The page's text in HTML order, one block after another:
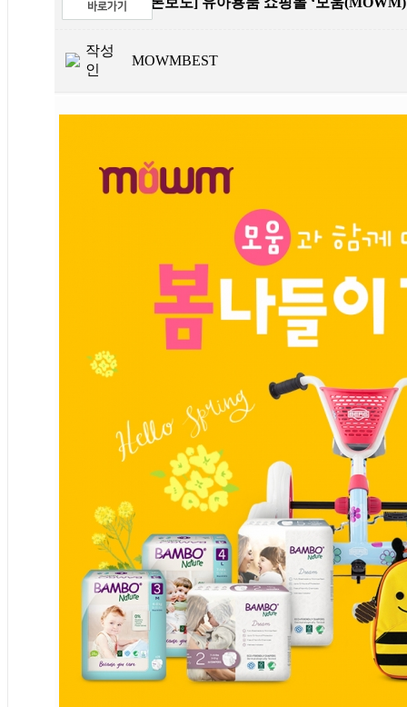
작성
인
MOWMBEST